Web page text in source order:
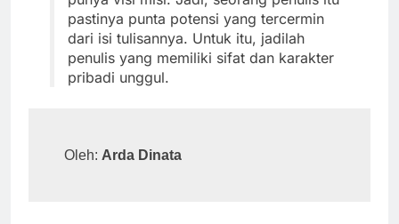
pastinya punta potensi yang tercermin
dari isi tulisannya. Untuk itu, jadilah
penulis yang memiliki sifat dan karakter
pribadi unggul.
Oleh: Arda Dinata